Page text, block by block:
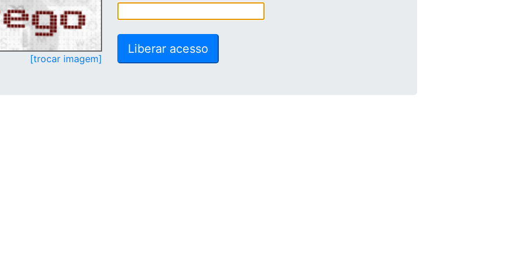
[trocar imagem]